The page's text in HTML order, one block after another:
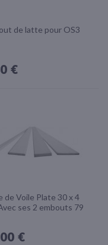
de latte pour OS3
€
de Voile Plate 30 x 4
ses 2 embouts 79
€